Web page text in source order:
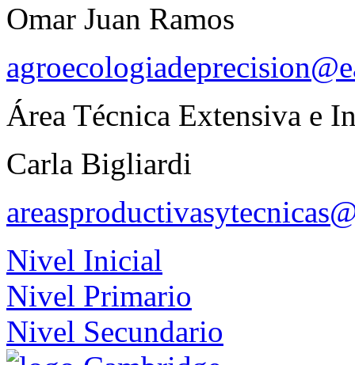
Omar Juan Ramos
Área Técnica Extensiva e
Carla Bigliardi
Nivel Inicial
Nivel Primario
Nivel Secundario